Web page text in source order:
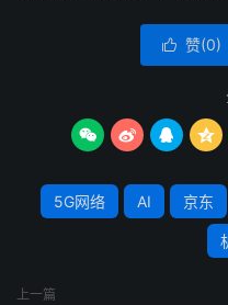
 赞(0)
   
5G网络 AI 京东
上一篇